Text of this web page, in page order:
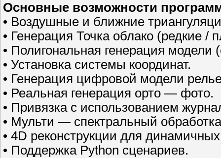
Основные возможности
• Воздушные и ближние
• Генерация Точка облако (редкие /
• Полигональная генерация модели
• Установка системы координат.
• Генерация цифровой модели
• Реальная генерация орто — фото.
• Привязка с использованием
• Мульти — спектральный
• 4D реконструкции для
• Поддержка Python сценариев.